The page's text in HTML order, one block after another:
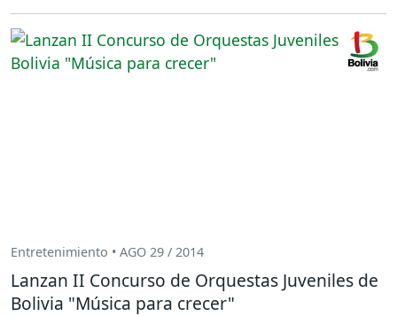
Entretenimiento • AGO 29 / 2014
Lanzan II Concurso de Orquestas Juveniles de
Bolivia "Música para crecer"